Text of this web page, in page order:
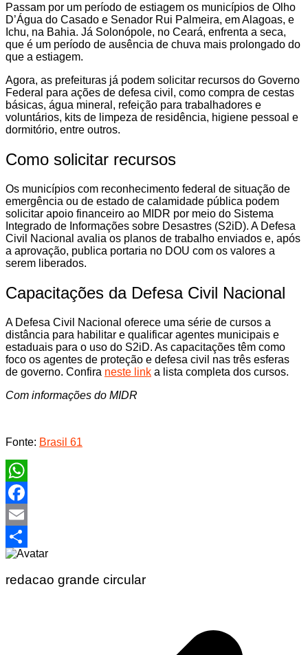
Passam por um período de estiagem os municípios de Olho
D’Água do Casado e Senador Rui Palmeira, em Alagoas, e
Ichu, na Bahia. Já Solonópole, no Ceará, enfrenta a seca,
que é um período de ausência de chuva mais prolongado do
que a estiagem.
Agora, as prefeituras já podem solicitar recursos do Governo
Federal para ações de defesa civil, como compra de cestas
básicas, água mineral, refeição para trabalhadores e
voluntários, kits de limpeza de residência, higiene pessoal e
dormitório, entre outros.
Como solicitar recursos
Os municípios com reconhecimento federal de situação de
emergência ou de estado de calamidade pública podem
solicitar apoio financeiro ao MIDR por meio do Sistema
Integrado de Informações sobre Desastres (S2iD). A Defesa
Civil Nacional avalia os planos de trabalho enviados e, após
a aprovação, publica portaria no DOU com os valores a
serem liberados.
Capacitações da Defesa Civil Nacional
A Defesa Civil Nacional oferece uma série de cursos a
distância para habilitar e qualificar agentes municipais e
estaduais para o uso do S2iD. As capacitações têm como
foco os agentes de proteção e defesa civil nas três esferas
de governo. Confira neste link a lista completa dos cursos.
Com informações do MIDR
Fonte: Brasil 61
WhatsApp
Facebook
Email
Share
redacao grande circular